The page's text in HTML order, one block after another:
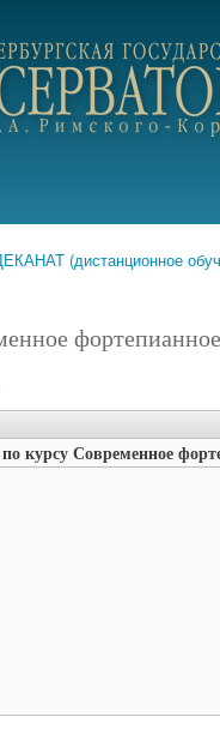
(дистанционное
курсу Современное